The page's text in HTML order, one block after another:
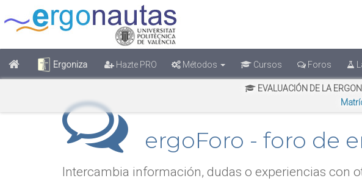
Ergoniza Hazte PRO Métodos Cursos Foros
EVALUACIÓN DE LA
ergoForo - foro de
Intercambia información, dudas o experiencias con